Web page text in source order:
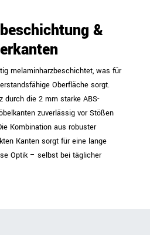
&
melaminharzbeschichtet, was für
Oberfläche sorgt.
durch die 2 mm starke ABS-
zuverlässig vor Stößen
Kombination aus robuster
Kanten sorgt für eine lange
Optik – selbst bei täglicher